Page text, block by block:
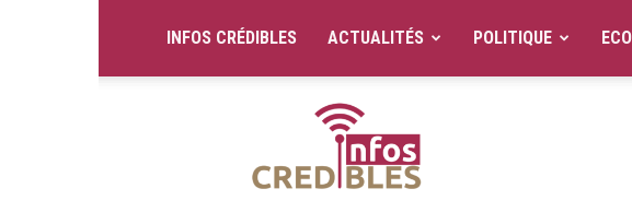
INFOS CRÉDIBLES ACTUALITÉS POLITIQUE